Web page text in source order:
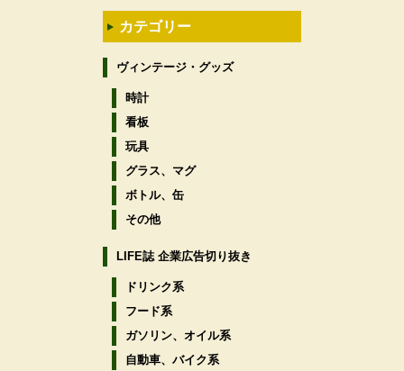
カテゴリー
ヴィンテージ・グッズ
時計
看板
玩具
グラス、マグ
ボトル、缶
その他
LIFE誌 企業広告切り抜き
ドリンク系
フード系
ガソリン、オイル系
自動車、バイク系